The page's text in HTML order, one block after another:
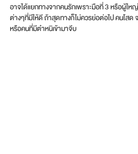
อาจได้แยกทางจากคนรักเพราะมือที่ 3 หรือผู้ให
ต่างๆที่มีให้ดี ถ้าสุดทางก็ไม่ควรย่อต่อไป คนโสด
หรือคนที่มีตำหนิเข้ามาจีบ